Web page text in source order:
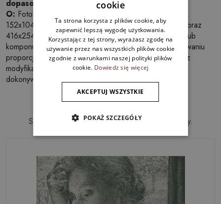
dopasować ją do wnętrza?
O: Fototapeta dostępna jest w wymiarach: 104x70 cm,
152x104 cm, 250x104 cm, 208x146 cm, 312x219 cm oraz
416x254 cm. Wybierz rozmiar odpowiadający ścianie lub
komponuj kilka paneli obok siebie, pamiętając o zachowaniu
proporcji motywu i sposobu montażu. Jeśli potrzebujesz
modyfikacji graficznych, producent oferuje możliwość
dokonywania zmian na życzenie.
Bestsellery
Sprawdź inne, najlepiej sprzedające się produkty.
cookie
Ta strona korzysta z plików cookie, aby
zapewnić lepszą wygodę użytkowania.
Korzystając z tej strony, wyrażasz zgodę na
używanie przez nas wszystkich plików cookie
zgodnie z warunkami naszej polityki plików
cookie. Dowiedz się więcej
AKCEPTUJ WSZYSTKIE
POKAŻ SZCZEGÓŁY